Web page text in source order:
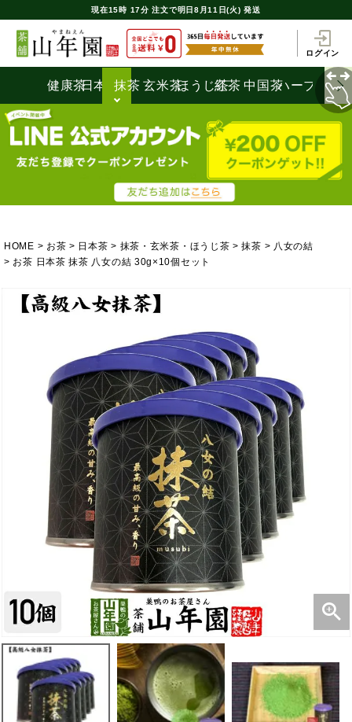
現在15時 17分 注文で明日8月11日(火) 発送
ログイン
健康茶日本茶抹茶 玄米茶ほうじ茶
紅茶 中国茶ハーブティ
HOME お茶 日本茶 抹茶・玄米茶・ほうじ茶 抹茶
八女の結
お茶 日本茶 抹茶 八女の結 30g×10個セット